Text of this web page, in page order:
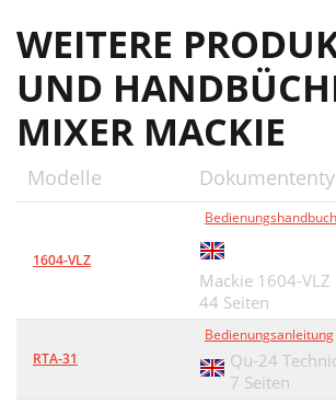
WEITERE
UND
MIXER MACKIE
Modelle
1604-VLZ
Bedienungshandbuch
Mackie 1604-
44 Seiten
RTA-31
Bedienungsanleitung
Qu-24
7 Seiten